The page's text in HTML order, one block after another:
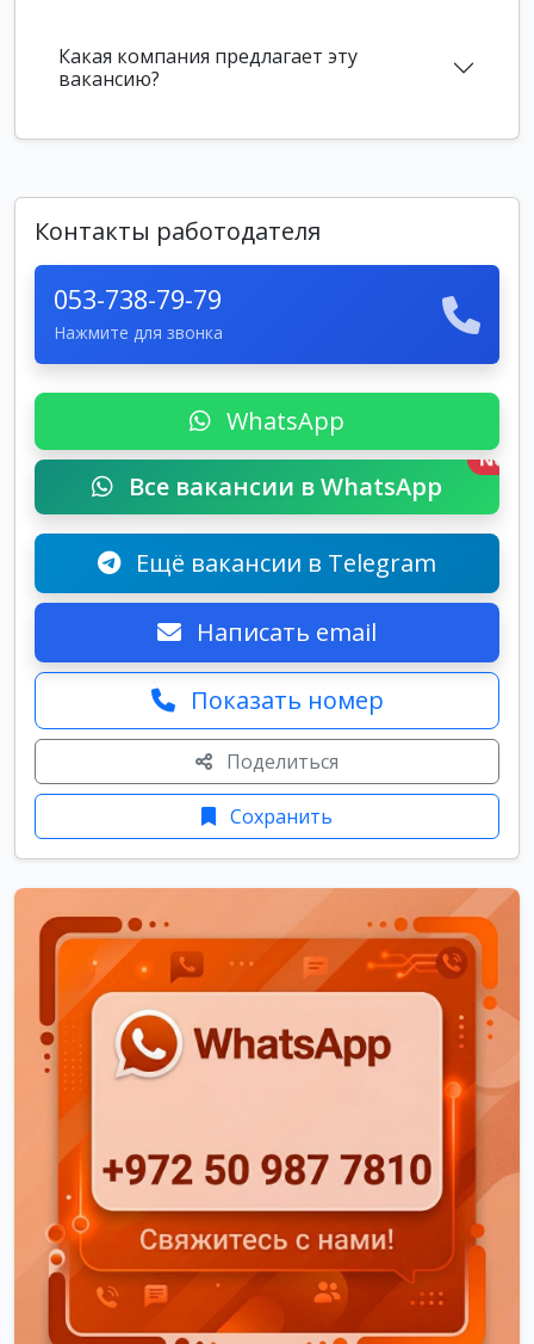
Какая компания предлагает эту
вакансию?
Контакты работодателя
053-738-79-79
Нажмите для звонка
WhatsApp
Все вакансии в WhatsApp
New
Ещё вакансии в Telegram
Написать email
Показать номер
Поделиться
Сохранить